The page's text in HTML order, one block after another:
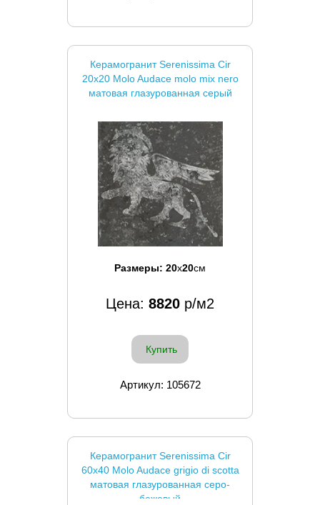
Керамогранит Serenissima Cir
20x20 Molo Audace molo mix nero
матовая глазурованная серый
Размеры: 20x20см
Цена: 8820 р/м2
Купить
Артикул: 105672
Керамогранит Serenissima Cir
60x40 Molo Audace grigio di scotta
матовая глазурованная серо-
бежевый